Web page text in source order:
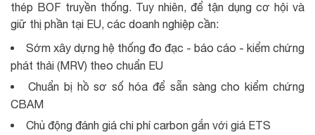
thép BOF truyền thống. Tuy nhiên, để tận dụng cơ hội và
giữ thị phần tại EU, các doanh nghiệp cần:
Sớm xây dựng hệ thống đo đạc - báo cáo - kiểm chứng
phát thải (MRV) theo chuẩn EU
Chuẩn bị hồ sơ số hóa để sẵn sàng cho kiểm chứng
CBAM
Chủ động đánh giá chi phí carbon gắn với giá ETS